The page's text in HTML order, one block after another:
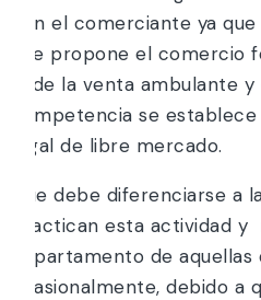
con el comerciante ya
que propone el comercio
al de la venta ambulante
competencia se
legal de libre mercado.
Que debe diferenciarse a
practican esta actividad
departamento de aquellas
ocasionalmente, debido a